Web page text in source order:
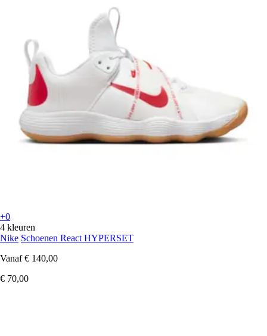
+0
4 kleuren
Nike Schoenen React HYPERSET
Vanaf € 140,00
€ 70,00